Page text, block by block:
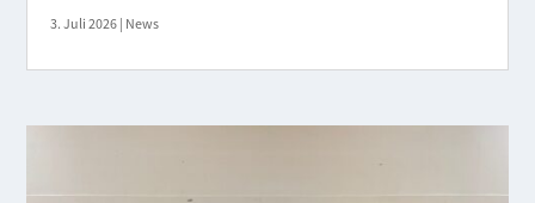
3. Juli 2026 | News